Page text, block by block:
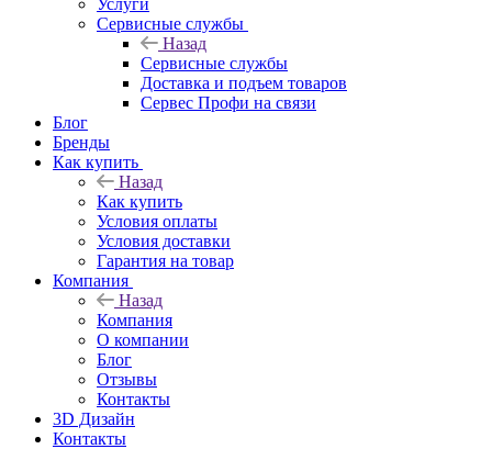
Услуги
Сервисные службы
Назад
Сервисные службы
Доставка и подъем товаров
Сервес Профи на связи
Блог
Бренды
Как купить
Назад
Как купить
Условия оплаты
Условия доставки
Гарантия на товар
Компания
Назад
Компания
О компании
Блог
Отзывы
Контакты
3D Дизайн
Контакты